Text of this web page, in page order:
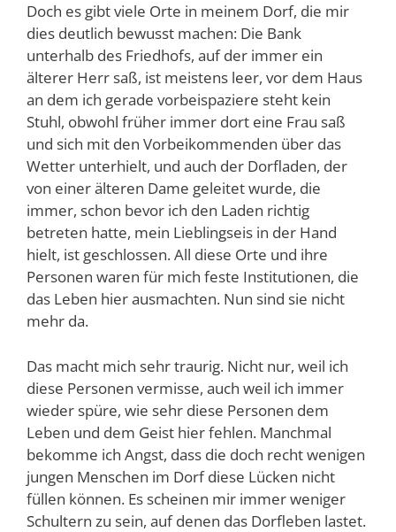
Doch es gibt viele Orte in meinem Dorf, die mir
dies deutlich bewusst machen: Die Bank
unterhalb des Friedhofs, auf der immer ein
älterer Herr saß, ist meistens leer, vor dem Haus
an dem ich gerade vorbeispaziere steht kein
Stuhl, obwohl früher immer dort eine Frau saß
und sich mit den Vorbeikommenden über das
Wetter unterhielt, und auch der Dorfladen, der
von einer älteren Dame geleitet wurde, die
immer, schon bevor ich den Laden richtig
betreten hatte, mein Lieblingseis in der Hand
hielt, ist geschlossen. All diese Orte und ihre
Personen waren für mich feste Institutionen, die
das Leben hier ausmachten. Nun sind sie nicht
mehr da.
Das macht mich sehr traurig. Nicht nur, weil ich
diese Personen vermisse, auch weil ich immer
wieder spüre, wie sehr diese Personen dem
Leben und dem Geist hier fehlen. Manchmal
bekomme ich Angst, dass die doch recht wenigen
jungen Menschen im Dorf diese Lücken nicht
füllen können. Es scheinen mir immer weniger
Schultern zu sein, auf denen das Dorfleben lastet.